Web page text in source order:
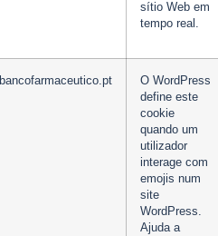
sítio Web em
tempo real.
bancofarmaceutico.pt
O WordPress
define este
cookie
quando um
utilizador
interage com
emojis num
site
WordPress.
Ajuda a